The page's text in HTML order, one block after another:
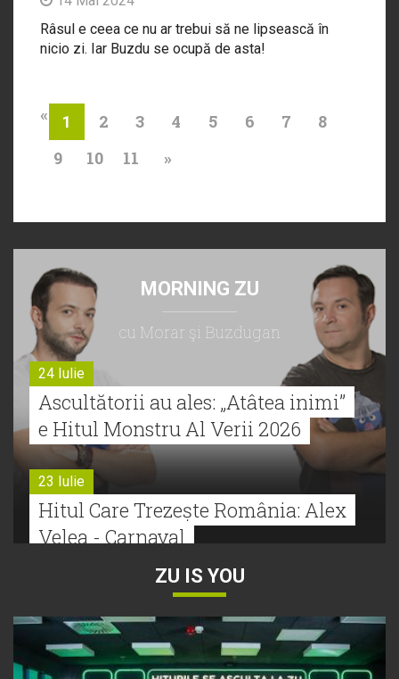
Râsul e ceea ce nu ar trebui să ne lipsească în
nicio zi. Iar Buzdu se ocupă de asta!
« 1 2 3 4 5 6 7
8
9
10 11 »
MORNING ZU
cu Morar şi Buzdugan
24 Iulie
Ascultătorii au ales: „Atâtea inimi”
e Hitul Monstru Al Verii 2026
23 Iulie
Hitul Care Trezește România: Alex
Velea - Carnaval
Bătălie strânsă la Hitul Monstru Al
Verii: Cabron versus Faydee
ZU IS YOU